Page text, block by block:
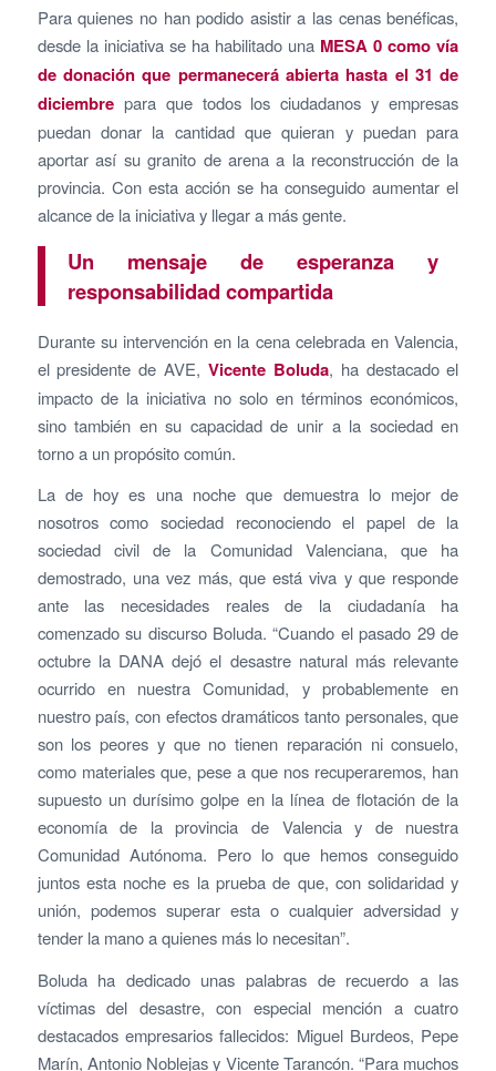
Para quienes no han podido asistir a las cenas benéficas,
desde la iniciativa se ha habilitado una MESA 0 como vía
de donación que permanecerá abierta hasta el 31 de
diciembrepara que todos los ciudadanos y empresas
puedan donar la cantidad que quieran y puedan para
aportar así su granito de arena a la reconstrucción de la
provincia. Con esta acción se ha conseguido aumentar el
alcance de la iniciativa y llegar a más gente.
Un mensaje de esperanza y
responsabilidad compartida
Durante su intervención en la cena celebrada en Valencia,
el presidente de AVE, Vicente Boluda, ha destacado el
impacto de la iniciativa no solo en términos económicos,
sino también en su capacidad de unir a la sociedad en
torno a un propósito común.
La de hoy es una noche que demuestra lo mejor de
nosotros como sociedad reconociendo el papel de la
sociedad civil de la Comunidad Valenciana, que ha
demostrado, una vez más, que está viva y que responde
ante las necesidades reales de la ciudadanía ha
comenzado su discurso Boluda. “Cuando el pasado 29 de
octubre la DANA dejó el desastre natural más relevante
ocurrido en nuestra Comunidad, y probablemente en
nuestro país, con efectos dramáticos tanto personales, que
son los peores y que no tienen reparación ni consuelo,
como materiales que, pese a que nos recuperaremos, han
supuesto un durísimo golpe en la línea de flotación de la
economía de la provincia de Valencia y de nuestra
Comunidad Autónoma. Pero lo que hemos conseguido
juntos esta noche es la prueba de que, con solidaridad y
unión, podemos superar esta o cualquier adversidad y
tender la mano a quienes más lo necesitan”.
Boluda ha dedicado unas palabras de recuerdo a las
víctimas del desastre, con especial mención a cuatro
destacados empresarios fallecidos: Miguel Burdeos, Pepe
Marín, Antonio Noblejas y Vicente Tarancón. “Para muchos